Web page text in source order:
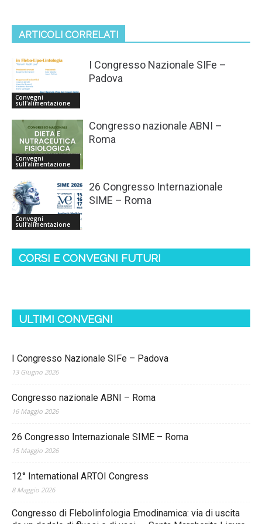
ARTICOLI CORRELATI
Convegni
sull'alimentazione
I Congresso Nazionale SIFe –
Padova
Convegni
sull'alimentazione
Congresso nazionale ABNI –
Roma
Convegni
sull'alimentazione
26 Congresso Internazionale
SIME – Roma
CORSI E CONVEGNI FUTURI
ULTIMI CONVEGNI
I Congresso Nazionale SIFe – Padova
13 Giugno 2026
Congresso nazionale ABNI – Roma
16 Maggio 2026
26 Congresso Internazionale SIME – Roma
15 Maggio 2026
12° International ARTOI Congress
8 Maggio 2026
Congresso di Flebolinfologia Emodinamica: via di uscita